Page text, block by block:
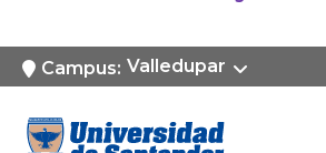
Campus: Valledupar